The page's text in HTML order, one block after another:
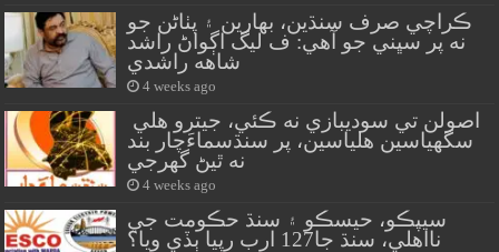
ڪراچي صرف سنڌين، بهارين ۽ پٺاڻن جو
نه پر سڀني جو آهي: ف ليگ اڳواڻ راشد
شاهه راشدي
4 weeks ago
سگهياسين هلياسين، پر سنڌسماءَچار بند
نه ٿيڻ گهرجي
4 weeks ago
سيپڪو، حيسڪو ۽ سنڌ حڪومت جي
نااهلي، سنڌ جا127 ارب رپيا ٻڏي ويا؟